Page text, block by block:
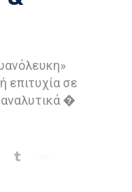
επιτυχία σε
�